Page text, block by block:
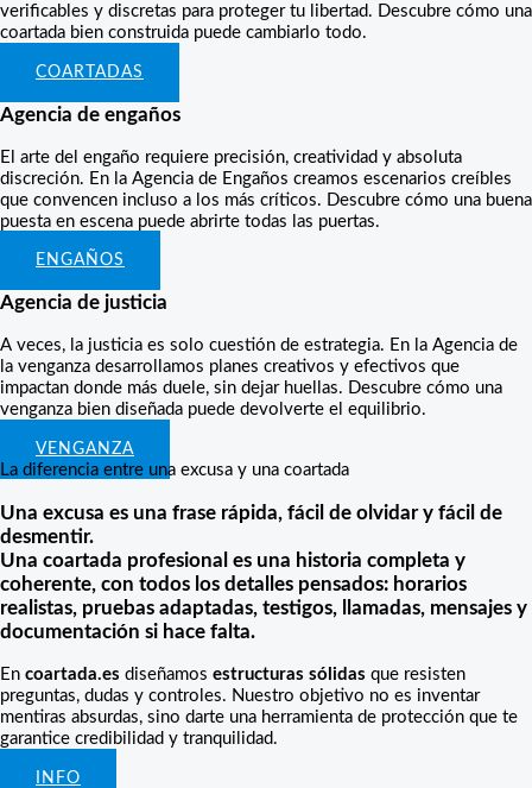
verificables y discretas para proteger tu libertad. Descubre cómo una
coartada bien construida puede cambiarlo todo.
COARTADAS
Agencia de engaños
El arte del engaño requiere precisión, creatividad y absoluta
discreción. En la Agencia de Engaños creamos escenarios creíbles
que convencen incluso a los más críticos. Descubre cómo una buena
puesta en escena puede abrirte todas las puertas.
ENGAÑOS
Agencia de justicia
A veces, la justicia es solo cuestión de estrategia. En la Agencia de
la venganza desarrollamos planes creativos y efectivos que
impactan donde más duele, sin dejar huellas. Descubre cómo una
venganza bien diseñada puede devolverte el equilibrio.
VENGANZA
La diferencia entre una excusa y una coartada
Una excusa es una frase rápida, fácil de olvidar y fácil de
desmentir.
Una coartada profesional es una historia completa y
coherente, con todos los detalles pensados: horarios
realistas, pruebas adaptadas, testigos, llamadas, mensajes y
documentación si hace falta.
En coartada.es diseñamos estructuras sólidas que resisten
preguntas, dudas y controles. Nuestro objetivo no es inventar
mentiras absurdas, sino darte una herramienta de protección que te
garantice credibilidad y tranquilidad.
INFO